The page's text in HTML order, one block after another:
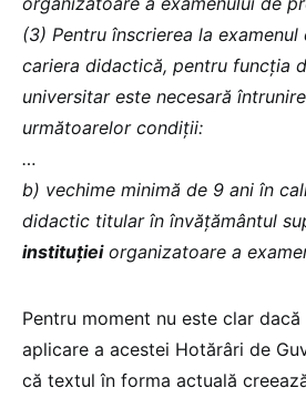
(3) Pentru înscrierea la
cariera didactică, pentru funcția
universitar este necesară
următoarelor condiţii:
…
b) vechime minimă de 9 ani în
didactic titular în învăţământul
instituţieiorganizatoare a
Pentru moment nu este clar
aplicare a acestei Hotărâri de
că textul în forma actuală